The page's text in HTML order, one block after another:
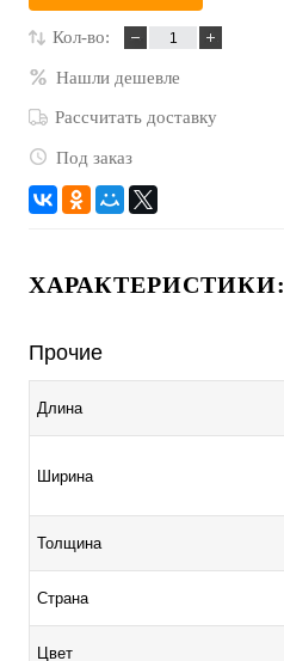
Кол-во:
Нашли дешевле
Рассчитать доставку
Под заказ
ХАРАКТЕРИСТИКИ:
Прочие
Длина
Ширина
Толщина
Страна
Цвет